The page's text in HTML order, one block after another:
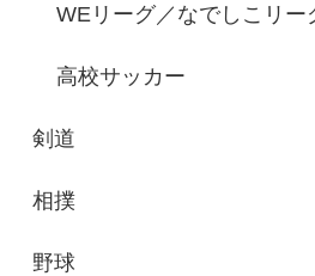
WEリーグ／なでしこリー
高校サッカー
剣道
相撲
野球